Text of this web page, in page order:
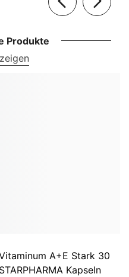
Produkte
A+E Stark 30
STARPHARMA Kapseln